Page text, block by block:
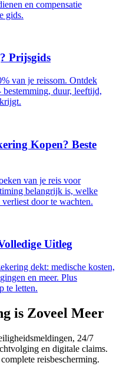
en compensatie
gids.
Prijsgids
van je reissom. Ontdek
duur, leeftijd,
Kopen? Beste
van je reis voor
belangrijk is, welke
door te wachten.
Uitleg
dekt: medische kosten,
en meer. Plus
te letten.
is Zoveel Meer
24/7
en digitale claims.
reisbescherming.